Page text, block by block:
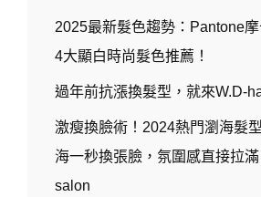
HAIR
SALON
美
村
2025最新髮色趨勢：Pantone摩
4大顯白時尚髮色推薦！
過年前抗漲換髮型，就來W.D-
激瘦換臉術！2024熱門瀏海髮
海一秒換張臉，氛圍感直接拉
salon